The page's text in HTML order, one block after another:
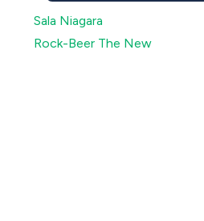
Sala Niagara
Rock-Beer The New